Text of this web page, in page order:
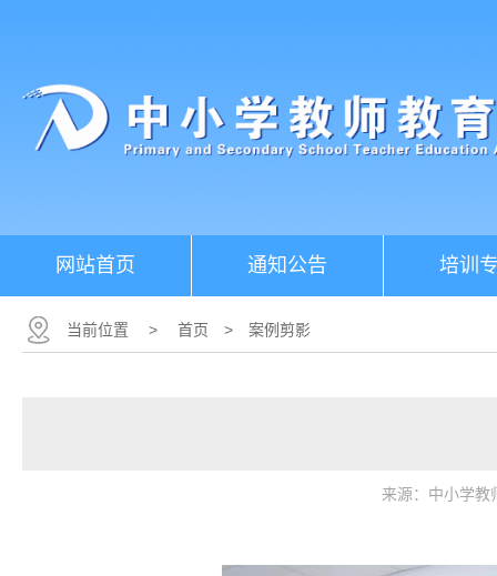
网站首页 通知公告 培训
当前位置 > 首页 > 案例剪影
来源：中小学